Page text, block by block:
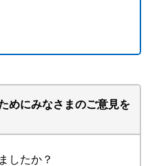
めにみなさまのご意見を
したか？